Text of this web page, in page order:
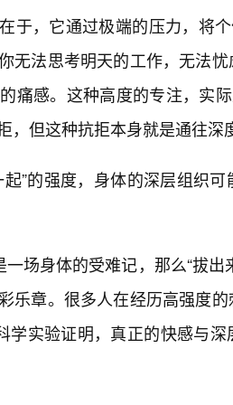
于，它通过极端的压力，将个
无法思考明天的工作，无法
痛感。这种高度的专注，实际
，但这种抗拒本身就是通往深
”的强度，身体的深层组织
一场身体的受难记，那么“拔
乐章。很多人在经历高强度
学实验证明，真正的快感与